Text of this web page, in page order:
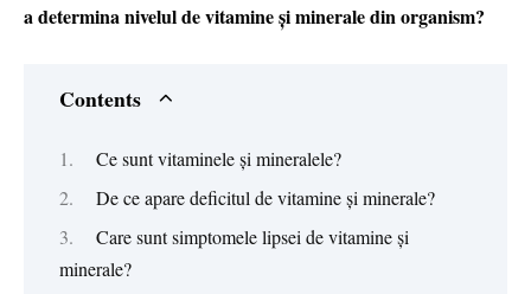
a determina nivelul de vitamine și minerale din organism?
Contents
Ce sunt vitaminele și mineralele?
De ce apare deficitul de vitamine și minerale?
Care sunt simptomele lipsei de vitamine și
minerale?